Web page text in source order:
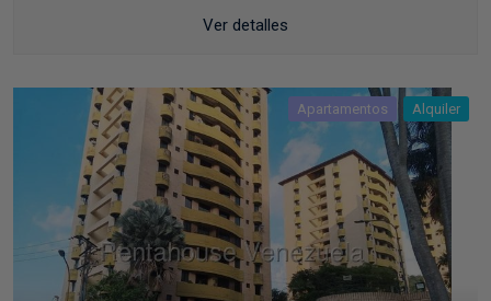
Ver detalles
Apartamentos Alquiler